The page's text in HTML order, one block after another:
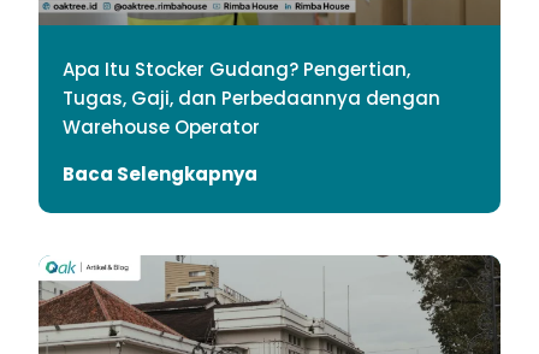
Apa Itu Stocker Gudang? Pengertian,
Tugas, Gaji, dan Perbedaannya dengan
Warehouse Operator
Baca Selengkapnya